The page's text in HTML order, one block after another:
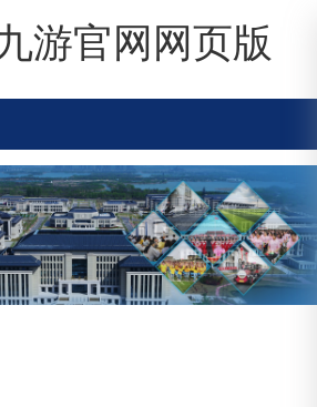
游官网网页版